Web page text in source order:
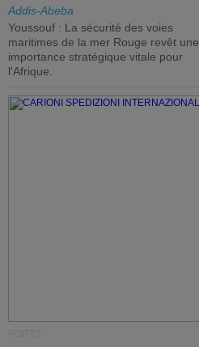
Addis-Abeba
Youssouf : La sécurité des voies
maritimes de la mer Rouge revêt une
importance stratégique vitale pour
l'Afrique.